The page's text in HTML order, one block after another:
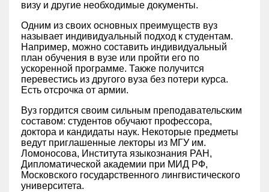
визу и другие необходимые документы.
Одним из своих основных преимуществ вуз
называет индивидуальный подход к студентам.
Например, можно составить индивидуальный
план обучения в вузе или пройти его по
ускоренной программе. Также получится
перевестись из другого вуза без потери курса.
Есть отсрочка от армии.
Вуз гордится своим сильным преподавательским
составом: студентов обучают профессора,
доктора и кандидаты наук. Некоторые предметы
ведут приглашенные лекторы из МГУ им.
Ломоносова, Института языкознания РАН,
Дипломатической академии при МИД РФ,
Московского государственного лингвистического
университета.